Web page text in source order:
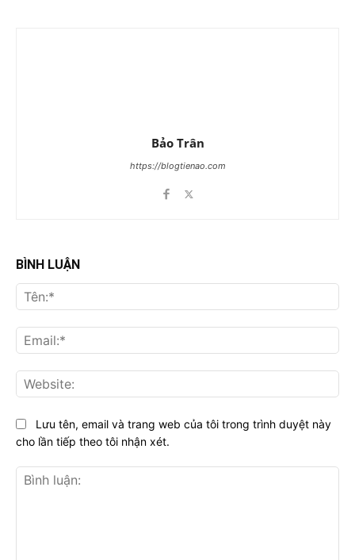
Bảo Trân
https://blogtienao.com
BÌNH LUẬN
Lưu tên, email và trang web của tôi trong trình duyệt này
cho lần tiếp theo tôi nhận xét.